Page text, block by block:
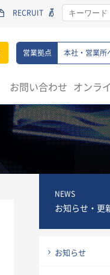
RECRUIT
営業拠点 本社・営業所
お問い合わせ オンラ
NEWS
お知らせ・更
お知らせ